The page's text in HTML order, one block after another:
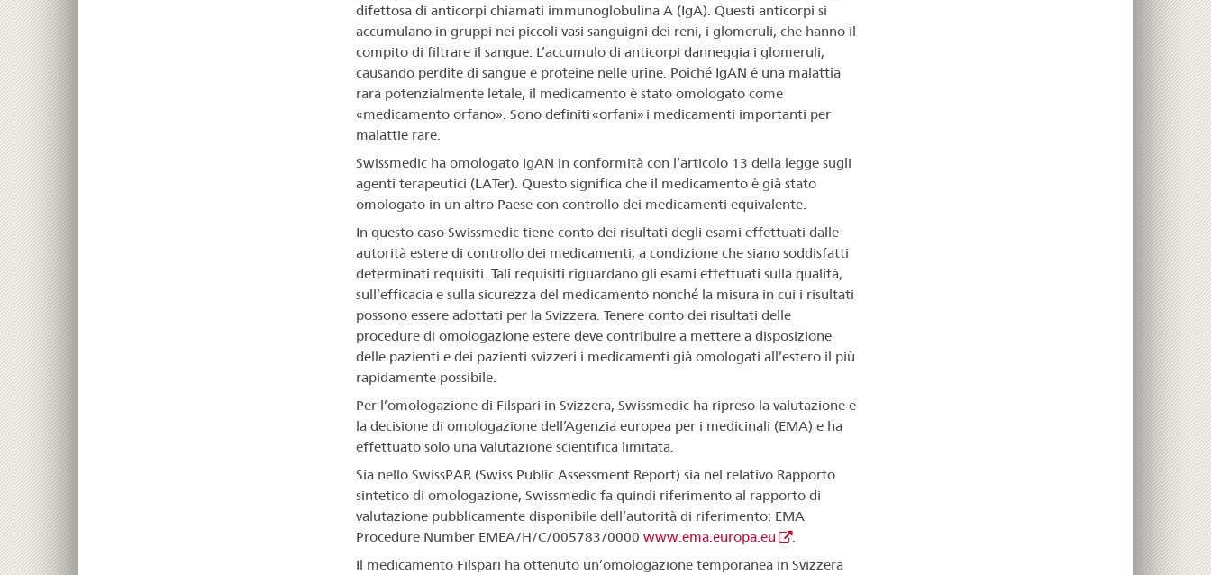
difettosa di anticorpi chiamati immunoglobulina A (IgA). Questi anticorpi si
accumulano in gruppi nei piccoli vasi sanguigni dei reni, i glomeruli, che hanno il
compito di filtrare il sangue. L’accumulo di anticorpi danneggia i glomeruli,
causando perdite di sangue e proteine nelle urine. Poiché IgAN è una malattia
rara potenzialmente letale, il medicamento è stato omologato come
«medicamento orfano». Sono definiti «orfani» i medicamenti importanti per
malattie rare.
Swissmedic ha omologato IgAN in conformità con l’articolo 13 della legge sugli
agenti terapeutici (LATer). Questo significa che il medicamento è già stato
omologato in un altro Paese con controllo dei medicamenti equivalente.
In questo caso Swissmedic tiene conto dei risultati degli esami effettuati dalle
autorità estere di controllo dei medicamenti, a condizione che siano soddisfatti
determinati requisiti. Tali requisiti riguardano gli esami effettuati sulla qualità,
sull’efficacia e sulla sicurezza del medicamento nonché la misura in cui i risultati
possono essere adottati per la Svizzera. Tenere conto dei risultati delle
procedure di omologazione estere deve contribuire a mettere a disposizione
delle pazienti e dei pazienti svizzeri i medicamenti già omologati all’estero il più
rapidamente possibile.
Per l’omologazione di Filspari in Svizzera, Swissmedic ha ripreso la valutazione e
la decisione di omologazione dell’Agenzia europea per i medicinali (EMA) e ha
effettuato solo una valutazione scientifica limitata.
Sia nello SwissPAR (Swiss Public Assessment Report) sia nel relativo Rapporto
sintetico di omologazione, Swissmedic fa quindi riferimento al rapporto di
valutazione pubblicamente disponibile dell’autorità di riferimento: EMA
Procedure Number EMEA/H/C/005783/0000 www.ema.europa.eu
.
Il medicamento Filspari ha ottenuto un’omologazione temporanea in Svizzera